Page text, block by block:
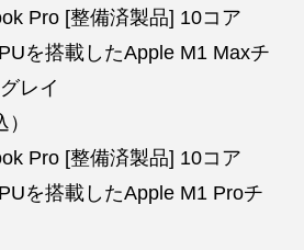
Pro [整備済製品] 10コア
を搭載したApple M1 Maxチ
レイ
Pro [整備済製品] 10コア
を搭載したApple M1 Proチ